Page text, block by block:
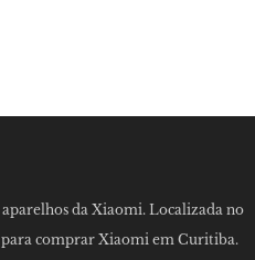
da Xiaomi. Localizada no
comprar Xiaomi em Curitiba.